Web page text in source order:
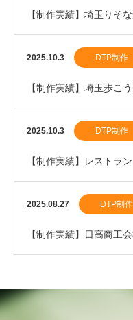
【制作実績】埼玉りそ
しました。
2025.10.3 DTP制作
【制作実績】埼玉歩こ
ました。
2025.10.3 DTP制作
【制作実績】レストラ
割箸」を制作しました。
2025.08.27 DTP制作
【制作実績】日高商工